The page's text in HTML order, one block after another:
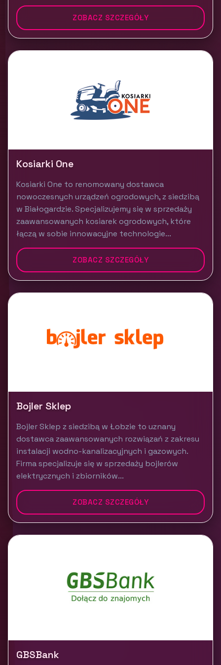
ZOBACZ SZCZEGÓŁY
Kosiarki One
Kosiarki One to renomowany dostawca
nowoczesnych urządzeń ogrodowych, z siedzibą
w Białogardzie. Specjalizujemy się w sprzedaży
zaawansowanych kosiarek ogrodowych, które
łączą w sobie innowacyjne technologie...
ZOBACZ SZCZEGÓŁY
Bojler Sklep
Bojler Sklep z siedzibą w Łobzie to uznany
dostawca zaawansowanych rozwiązań z zakresu
instalacji wodno-kanalizacyjnych i gazowych.
Firma specjalizuje się w sprzedaży bojlerów
elektrycznych i zbiorników...
ZOBACZ SZCZEGÓŁY
GBSBank